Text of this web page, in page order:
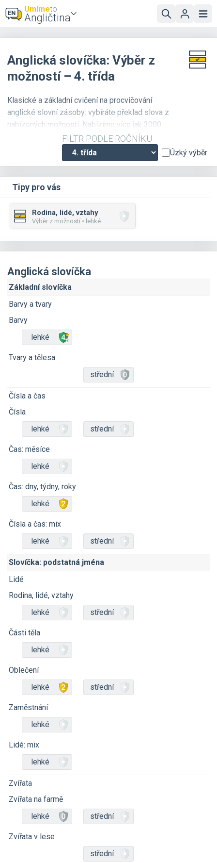
Umímeto
Angličtina
Anglická slovíčka: Výběr z
možností – 4. třída
Klasické a základní cvičení na procvičování
anglické slovní zásoby: vybíráte překlad slova z
nabízených možností. Nabízíme více jak 3000
slovíček, která jsou přehledně roztříděna podle
témat a náročnosti. Doporučujeme
zapnout zvuk,
u většiny slovíček je k dispozici i zvuková
chcete procvičit i zápis slov, použijte cvičení
FILTR PODLE ROČNÍKU
Úzký výběr
Tipy pro vás
Rodina, lidé, vztahy
Výběr z možností • lehké
Anglická slovíčka
Základní slovíčka
Barvy a tvary
Barvy
lehké
Tvary a tělesa
střední
Čísla a čas
Čísla
lehké
střední
Čas: měsíce
lehké
Čas: dny, týdny, roky
lehké
Čísla a čas: mix
lehké
střední
Slovíčka: podstatná jména
Lidé
Rodina, lidé, vztahy
lehké
střední
Části těla
lehké
Oblečení
lehké
střední
Zaměstnání
lehké
Lidé: mix
lehké
Zvířata
Zvířata na farmě
lehké
střední
Zvířata v lese
střední